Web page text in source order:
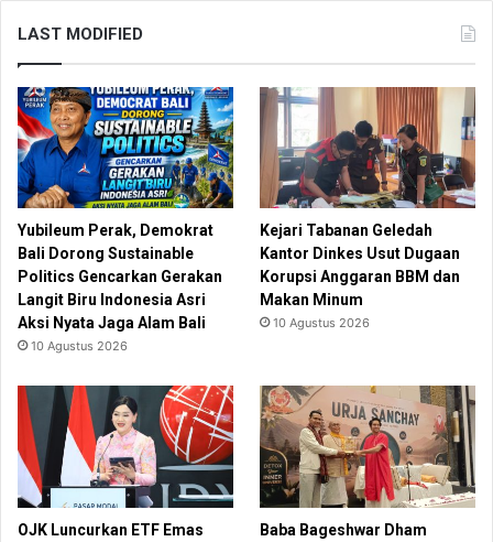
LAST MODIFIED
Yubileum Perak, Demokrat
Bali Dorong Sustainable
Politics Gencarkan Gerakan
Langit Biru Indonesia Asri
Aksi Nyata Jaga Alam Bali
10 Agustus 2026
Kejari Tabanan Geledah
Kantor Dinkes Usut Dugaan
Korupsi Anggaran BBM dan
Makan Minum
10 Agustus 2026
OJK Luncurkan ETF Emas
Baba Bageshwar Dham